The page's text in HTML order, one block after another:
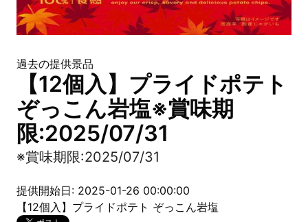
過去の提供景品
【12個入】プライドポテト
ぞっこん岩塩※賞味期
限:2025/07/31
※賞味期限:2025/07/31
提供開始日: 2025-01-26 00:00:00
【12個入】プライドポテト ぞっこん岩塩